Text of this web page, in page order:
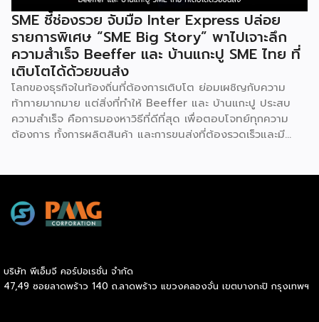
SME ชี้ช่องรวย จับมือ Inter Express ปล่อย
รายการพิเศษ “SME Big Story” พาไปเจาะลึก
ความสำเร็จ Beeffer และ บ้านแกะปู SME ไทย ที่
เติบโตได้ด้วยขนส่ง
โลกของธุรกิจในท้องถิ่นที่ต้องการเติบโต ย่อมเผชิญกับความ
ท้าทายมากมาย แต่สิ่งที่ทำให้ Beeffer และ บ้านแกะปู ประสบ
ความสำเร็จ คือการมองหาวิธีที่ดีที่สุด เพื่อตอบโจทย์ทุกความ
ต้องการ ทั้งการผลิตสินค้า และการขนส่งที่ต้องรวดเร็วและมี
วัวในจังหวัดระยอง และขยายสู่การเป็นแบรนด์ที่ได้รับความนิยม
ทั่วประเทศ ความสำเร็จของ Beeffer ไม่ได้เกิดขึ้นจากแค่การมี
จังหวัด บ้านแกะปู : ร้านอาหารทะเลในอ่างศิลา กับความสำเร็จ
ที่มาจากความใส่ใจในคุณภาพสินค้า ตอบโจทย์ painpoint ของ
บริษัท พีเอ็มจี คอร์ปอเรชั่น จำกัด
47,49 ซอยลาดพร้าว 140 ถ.ลาดพร้าว แขวงคลองจั่น เขตบางกะปิ กรุงเทพฯ